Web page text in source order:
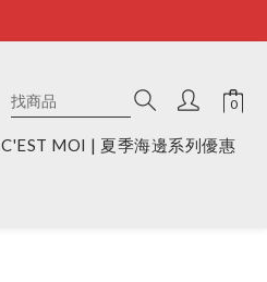
C'EST MOI | 夏季海邊系列優惠